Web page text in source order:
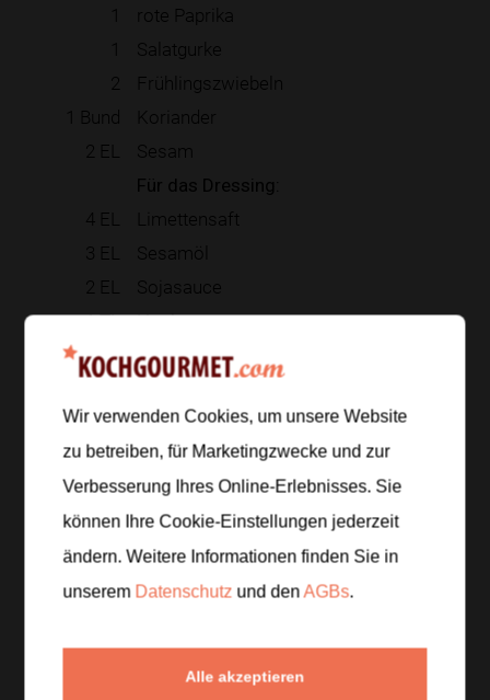
1
rote Paprika
1
Salatgurke
2
Frühlingszwiebeln
1 Bund
Koriander
2 EL Sesam
Für das Dressing:
4 EL
Limettensaft
3 EL
Sesamöl
2 EL
Sojasauce
1TL Honig
Zubereitung
Schritt 1/5
Reisnudeln nach Packungsangabe in heißem
abschrecken und gut abtropfen lassen.
Wir verwenden Cookies, um unsere Website
zu betreiben, für Marketingzwecke und zur
Verbesserung Ihres Online-Erlebnisses. Sie
können Ihre Cookie-Einstellungen jederzeit
ändern. Weitere Informationen finden Sie in
unserem Datenschutz und denAGBs.
Alle akzeptieren